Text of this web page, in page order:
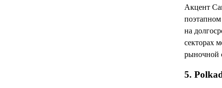
Акцент
на
секторах
рыночной
5.